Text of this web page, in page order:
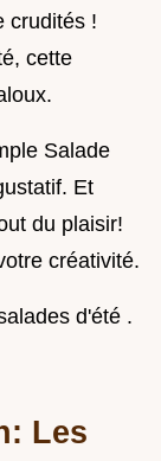
crudités !
cette
Salade
Et
du plaisir!
créativité.
d'été .
Les